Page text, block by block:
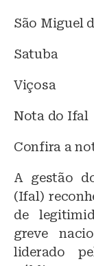
São Miguel
Satuba
Viçosa
Nota do Ifal
Confira a
A gestão
(Ifal)
de
greve
liderado